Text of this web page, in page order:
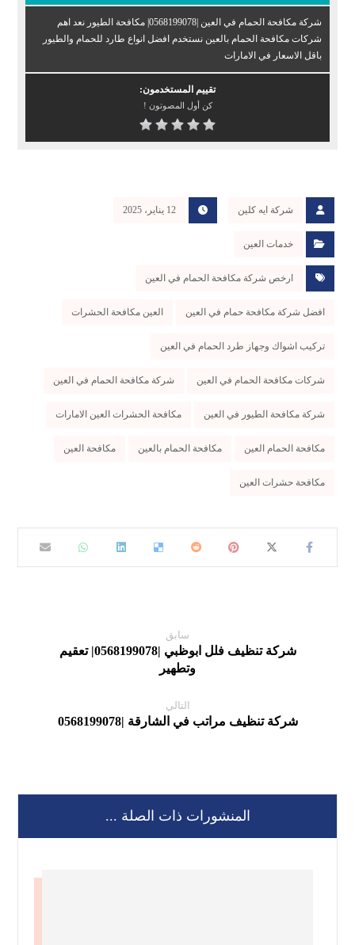
شركة مكافحة الحمام في العين |0568199078| مكافحة الطيور نعد اهم
شركات مكافحة الحمام بالعين نستخدم افضل انواع طارد للحمام والطيور
باقل الاسعار في الامارات
تقييم المستخدمون:
كن أول المصوتون !
شركة ايه كلين 12 يناير، 2025
خدمات العين
ارخص شركة مكافحة الحمام في العين
افضل شركة مكافحة حمام في العين العين مكافحة الحشرات
تركيب اشواك وجهاز طرد الحمام في العين
شركات مكافحة الحمام في العين شركة مكافحة الحمام في العين
شركة مكافحة الطيور في العين مكافحة الحشرات العين الامارات
مكافحة الحمام العين مكافحة الحمام بالعين مكافحة العين
مكافحة حشرات العين
سابق
شركة تنظيف فلل ابوظبي |0568199078| تعقيم
وتطهير
التالي
شركة تنظيف مراتب في الشارقة |0568199078
المنشورات ذات الصلة ...